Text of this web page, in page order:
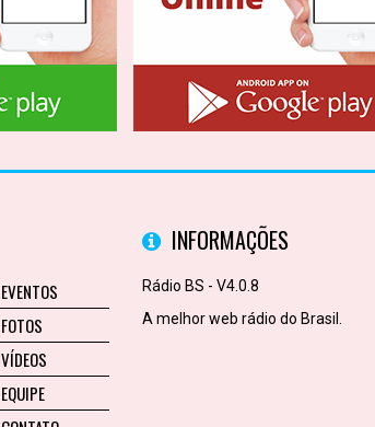
EVENTOS
FOTOS
VÍDEOS
EQUIPE
INFORMAÇÕES
Rádio BS - V4.0.8
A melhor web rádio do Brasil.